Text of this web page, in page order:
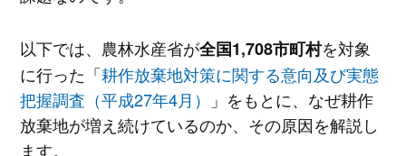
以下では、農林水産省が全国1,708市町村を対象
に行った「耕作放棄地対策に関する意向及び実態
把握調査（平成27年4月）
」をもとに、なぜ耕作
放棄地が増え続けているのか、その原因を解説し
ます。